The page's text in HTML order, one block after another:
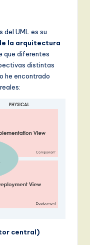
del UML es su
la arquitectura
que diferentes
distintas
he encontrado
central)